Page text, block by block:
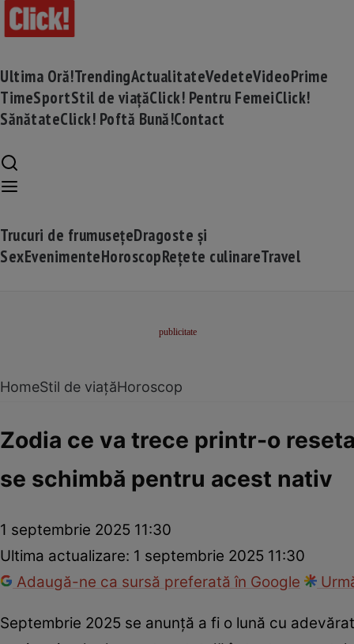
Ultima Oră!TrendingActualitateVedeteVideoPrime
TimeSportStil de viațăClick! Pentru FemeiClick!
SănătateClick! Poftă Bună!Contact
Trucuri de frumusețeDragoste și
SexEvenimenteHoroscopRețete culinareTravel
HomeStil de viațăHoroscop
Zodia ce va trece printr-o
se schimbă pentru acest nativ
1 septembrie 2025 11:30
Ultima actualizare: 1 septembrie 2025 11:30
Adaugă-ne ca sursă preferată în Google
Septembrie 2025 se anunță a fi o lună cu